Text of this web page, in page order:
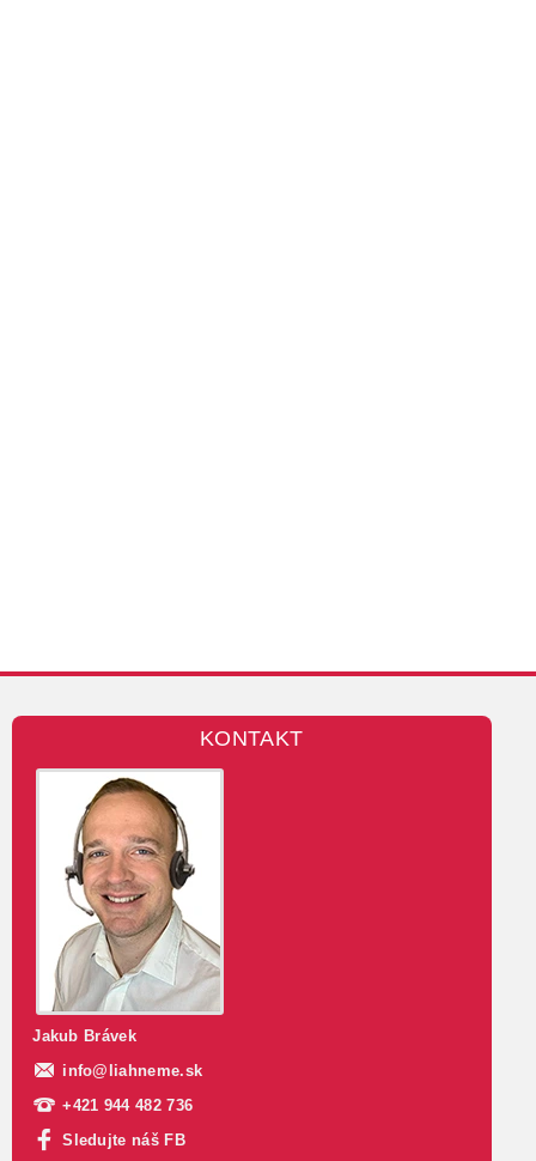
KONTAKT
Jakub Brávek
info@ liahneme.sk
+421 944 482 736
Sledujte náš FB